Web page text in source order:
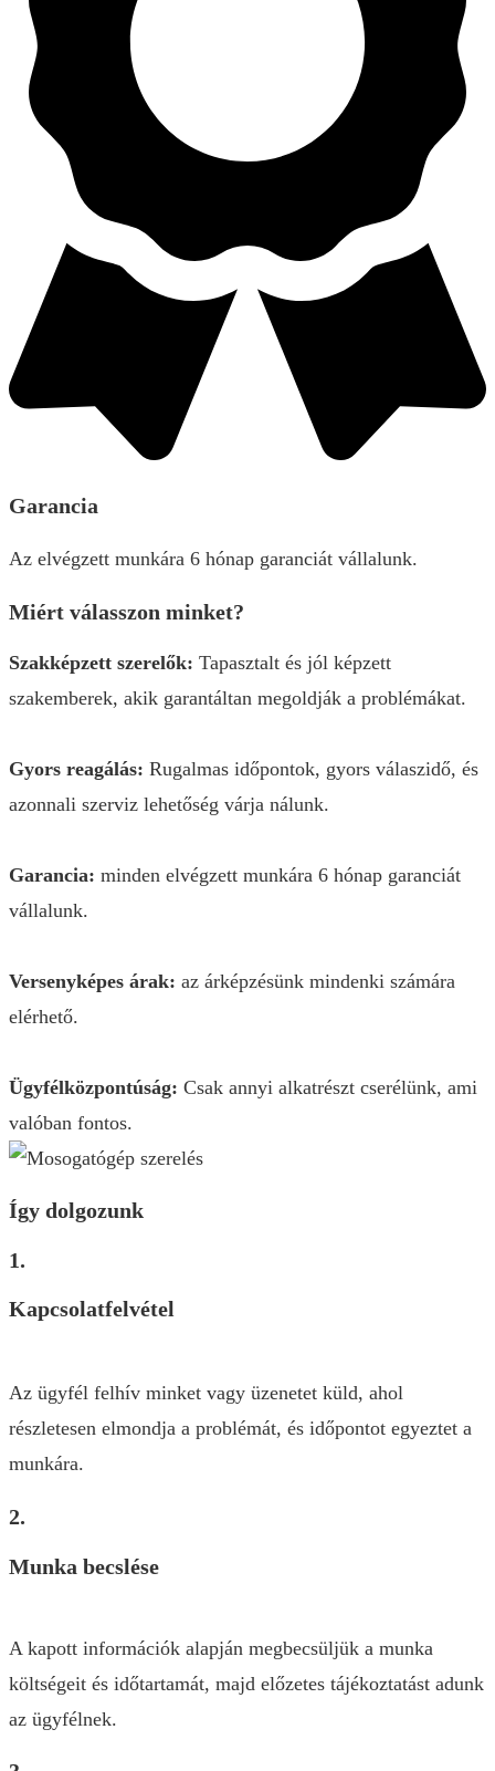
Garancia
Az elvégzett munkára 6 hónap garanciát vállalunk.
Miért válasszon minket?
Szakképzett szerelők: Tapasztalt és jól képzett
szakemberek, akik garantáltan megoldják a problémákat.
Gyors reagálás: Rugalmas időpontok, gyors válaszidő, és
azonnali szerviz lehetőség várja nálunk.
Garancia: minden elvégzett munkára 6 hónap garanciát
vállalunk.
Versenyképes árak: az árképzésünk mindenki számára
elérhető.
Ügyfélközpontúság: Csak annyi alkatrészt cserélünk, ami
valóban fontos.
Így dolgozunk
1.
Kapcsolatfelvétel
Az ügyfél felhív minket vagy üzenetet küld, ahol
részletesen elmondja a problémát, és időpontot egyeztet a
munkára.
2.
Munka becslése
A kapott információk alapján megbecsüljük a munka
költségeit és időtartamát, majd előzetes tájékoztatást adunk
az ügyfélnek.